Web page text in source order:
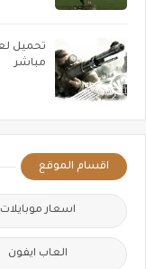
مباشر
اقسام الموقع
اسعار موبايلات
العاب ايفون